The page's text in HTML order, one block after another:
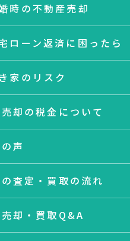
時の不動産売却
ローン返済に困ったら
家のリスク
却の税金について
声
査定・買取の流れ
却・買取Q&A